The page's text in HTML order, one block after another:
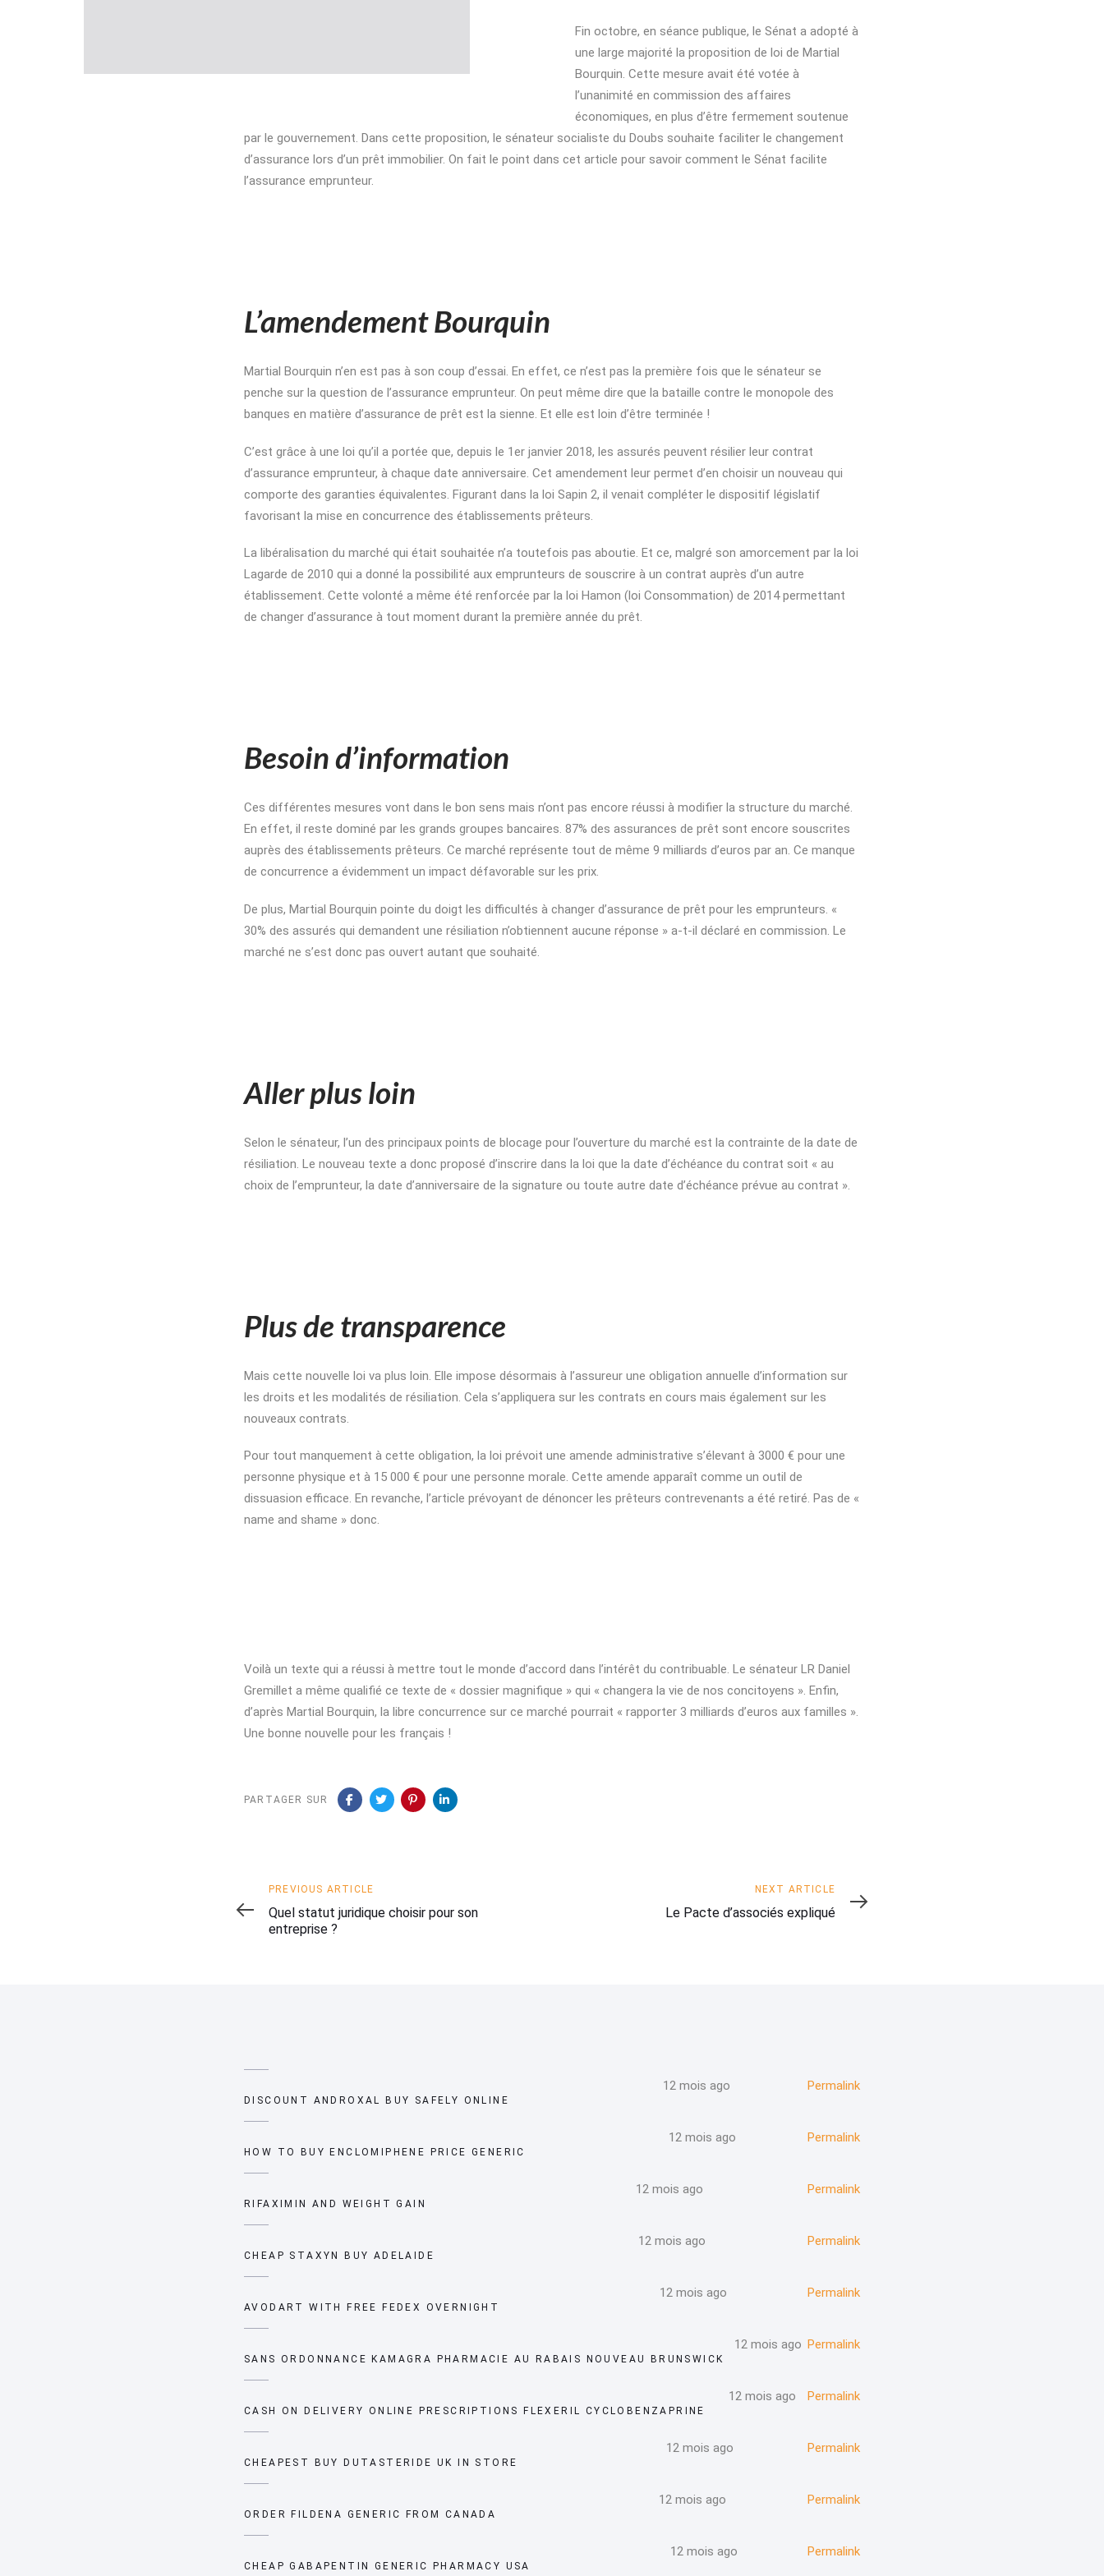
Fin octobre, en séance publique, le Sénat a adopté à
une large majorité la proposition de loi de Martial
Bourquin. Cette mesure avait été votée à
l’unanimité en commission des affaires
économiques, en plus d’être fermement soutenue
par le gouvernement. Dans cette proposition, le sénateur socialiste du Doubs souhaite faciliter le changement
d’assurance lors d’un prêt immobilier. On fait le point dans cet article pour savoir comment le Sénat facilite
l’assurance emprunteur.
L’amendement Bourquin
Martial Bourquin n’en est pas à son coup d’essai. En effet, ce n’est pas la première fois que le sénateur se
penche sur la question de l’assurance emprunteur. On peut même dire que la bataille contre le monopole des
banques en matière d’assurance de prêt est la sienne. Et elle est loin d’être terminée !
C’est grâce à une loi qu’il a portée que, depuis le 1er janvier 2018, les assurés peuvent résilier leur contrat
d’assurance emprunteur, à chaque date anniversaire. Cet amendement leur permet d’en choisir un nouveau qui
comporte des garanties équivalentes. Figurant dans la loi Sapin 2, il venait compléter le dispositif législatif
favorisant la mise en concurrence des établissements prêteurs.
La libéralisation du marché qui était souhaitée n’a toutefois pas aboutie. Et ce, malgré son amorcement par la loi
Lagarde de 2010 qui a donné la possibilité aux emprunteurs de souscrire à un contrat auprès d’un autre
établissement. Cette volonté a même été renforcée par la loi Hamon (loi Consommation) de 2014 permettant
de changer d’assurance à tout moment durant la première année du prêt.
Besoin d’information
Ces différentes mesures vont dans le bon sens mais n’ont pas encore réussi à modifier la structure du marché.
En effet, il reste dominé par les grands groupes bancaires. 87% des assurances de prêt sont encore souscrites
auprès des établissements prêteurs. Ce marché représente tout de même 9 milliards d’euros par an. Ce manque
de concurrence a évidemment un impact défavorable sur les prix.
De plus, Martial Bourquin pointe du doigt les difficultés à changer d’assurance de prêt pour les emprunteurs. «
30% des assurés qui demandent une résiliation n’obtiennent aucune réponse » a-t-il déclaré en commission. Le
marché ne s’est donc pas ouvert autant que souhaité.
Aller plus loin
Selon le sénateur, l’un des principaux points de blocage pour l’ouverture du marché est la contrainte de la date de
résiliation. Le nouveau texte a donc proposé d’inscrire dans la loi que la date d’échéance du contrat soit « au
choix de l’emprunteur, la date d’anniversaire de la signature ou toute autre date d’échéance prévue au contrat ».
Plus de transparence
Mais cette nouvelle loi va plus loin. Elle impose désormais à l’assureur une obligation annuelle d’information sur
les droits et les modalités de résiliation. Cela s’appliquera sur les contrats en cours mais également sur les
nouveaux contrats.
Pour tout manquement à cette obligation, la loi prévoit une amende administrative s’élevant à 3000 € pour une
personne physique et à 15 000 € pour une personne morale. Cette amende apparaît comme un outil de
dissuasion efficace. En revanche, l’article prévoyant de dénoncer les prêteurs contrevenants a été retiré. Pas de «
name and shame » donc.
Voilà un texte qui a réussi à mettre tout le monde d’accord dans l’intérêt du contribuable. Le sénateur LR Daniel
Gremillet a même qualifié ce texte de « dossier magnifique » qui « changera la vie de nos concitoyens ». Enfin,
d’après Martial Bourquin, la libre concurrence sur ce marché pourrait « rapporter 3 milliards d’euros aux familles ».
Une bonne nouvelle pour les français !
PARTAGER SUR
Previous
Article
PREVIOUS ARTICLE
Quel statut juridique choisir pour son
entreprise ?
Article
NEXT ARTICLE
Le Pacte d’associés expliqué
DISCOUNT ANDROXAL BUY SAFELY ONLINE
12 mois ago Permalink
HOW TO BUY ENCLOMIPHENE PRICE GENERIC
12 mois ago Permalink
RIFAXIMIN AND WEIGHT GAIN
12 mois ago Permalink
CHEAP STAXYN BUY ADELAIDE
12 mois ago Permalink
AVODART WITH FREE FEDEX OVERNIGHT
12 mois ago Permalink
SANS ORDONNANCE KAMAGRA PHARMACIE AU RABAIS NOUVEAU BRUNSWICK
12 mois ago Permalink
CASH ON DELIVERY ONLINE PRESCRIPTIONS FLEXERIL CYCLOBENZAPRINE
12 mois ago Permalink
CHEAPEST BUY DUTASTERIDE UK IN STORE
12 mois ago Permalink
ORDER FILDENA GENERIC FROM CANADA
12 mois ago Permalink
CHEAP GABAPENTIN GENERIC PHARMACY USA
12 mois ago Permalink